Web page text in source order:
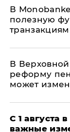
В
полезную
В
реформу
может
С 1 августа
важные